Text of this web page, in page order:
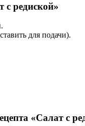
с редиской»
для подачи).
«Салат с